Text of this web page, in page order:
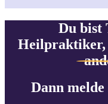
Du bist
Heilpraktiker,
Dann